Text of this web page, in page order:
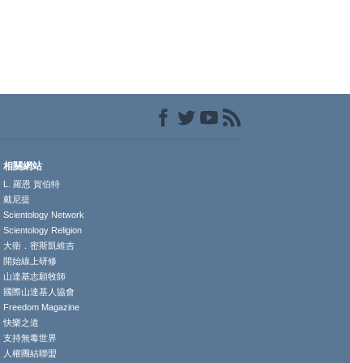
相關網站
L. 羅恩 賀伯特
戴尼提
Scientology Network
Scientology Religion
大衛．密斯凱維吉
開始線上研修
山達基志願牧師
國際山達基人協會
Freedom Magazine
快樂之道
支持無毒世界
人權團結聯盟